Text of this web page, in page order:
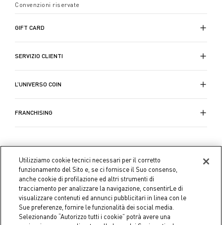
Convenzioni riservate
GIFT CARD
SERVIZIO CLIENTI
L’UNIVERSO COIN
FRANCHISING
Utilizziamo cookie tecnici necessari per il corretto
funzionamento del Sito e, se ci fornisce il Suo consenso,
anche cookie di profilazione ed altri strumenti di
tracciamento per analizzare la navigazione, consentirLe di
visualizzare contenuti ed annunci pubblicitari in linea con le
Sue preferenze, fornire le funzionalità dei social media.
Selezionando “Autorizzo tutti i cookie” potrà avere una